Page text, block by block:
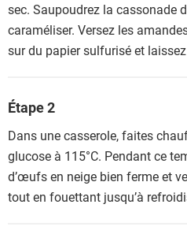
sec. Saupoudrez la cassonade
caraméliser. Versez les
sur du papier sulfurisé et
Étape 2
Dans une casserole, faites
glucose à 115°C. Pendant ce
d’œufs en neige bien ferme et
tout en fouettant jusqu’à